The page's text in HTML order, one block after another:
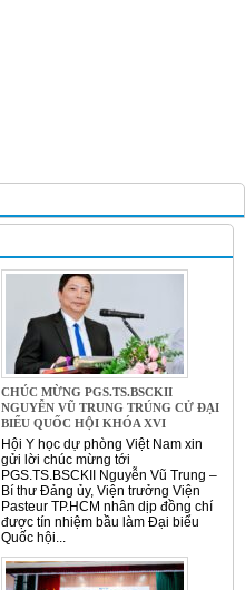
CHÚC MỪNG PGS.TS.BSCKII
NGUYỄN VŨ TRUNG TRÚNG CỬ ĐẠI
BIỂU QUỐC HỘI KHÓA XVI
Hội Y học dự phòng Việt Nam xin
gửi lời chúc mừng tới
PGS.TS.BSCKII Nguyễn Vũ Trung –
Bí thư Đảng ủy, Viện trưởng Viện
Pasteur TP.HCM nhân dịp đồng chí
được tín nhiệm bầu làm Đại biểu
Quốc hội...